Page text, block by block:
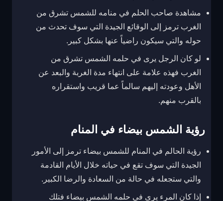
مشاهدة صاحب الحلم في منامه للشمس تشرق من
الغرب ترمز إلى الوقائع الجيدة التي سوف تحدث من
حوله والتي سيكون راضياً عنها بشكل كبير.
لو كان الرجل يرى في حلمه الشمس تشرق من
الغرب فهذه علامة على انتهاء مدة الغربة والبعد عن
الأهل وعودته إليهم سالماً عما قريب واستقراره
بالقرب منهم.
رؤية الشمس بيضاء في المنام
رؤية الحالم في المنام للشمس بيضاء ترمز إلى الأمور
الجيدة التي سوف تقع في حياته خلال الأيام القادمة
والتي ستجعله في حالة من السعادة والرضا الكبير.
إذا كان المرء يرى في حلمه الشمس بيضاء فتلك